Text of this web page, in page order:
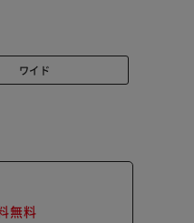
ワイド
無料